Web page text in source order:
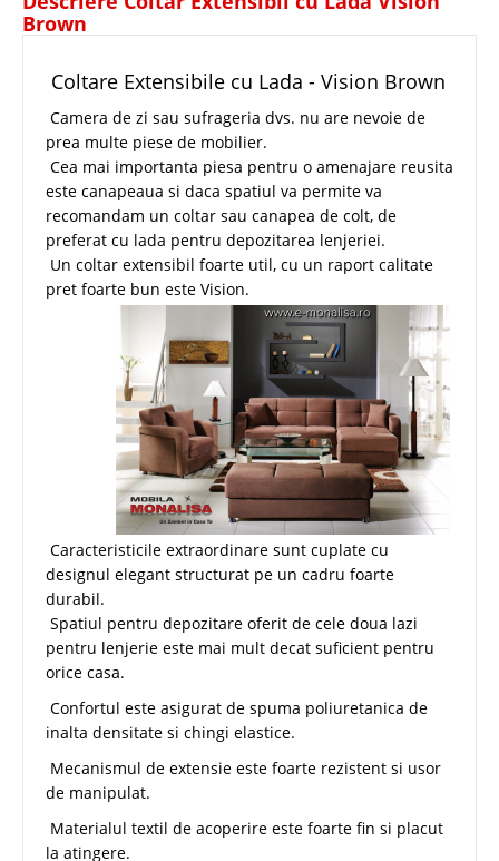
Brown
Coltare Extensibile cu Lada - Vision Brown
Camera de zi sau sufrageria dvs. nu are nevoie de
prea multe piese de mobilier.
Cea mai importanta piesa pentru o amenajare reusita
este canapeaua si daca spatiul va permite va
recomandam un coltar sau canapea de colt, de
preferat cu lada pentru depozitarea lenjeriei.
Un coltar extensibil foarte util, cu un raport calitate
pret foarte bun este Vision.
Caracteristicile extraordinare sunt cuplate cu
designul elegant structurat pe un cadru foarte
durabil.
Spatiul pentru depozitare oferit de cele doua lazi
pentru lenjerie este mai mult decat suficient pentru
orice casa.
Confortul este asigurat de spuma poliuretanica de
inalta densitate si chingi elastice.
Mecanismul de extensie este foarte rezistent si usor
de manipulat.
Materialul textil de acoperire este foarte fin si placut
la atingere.